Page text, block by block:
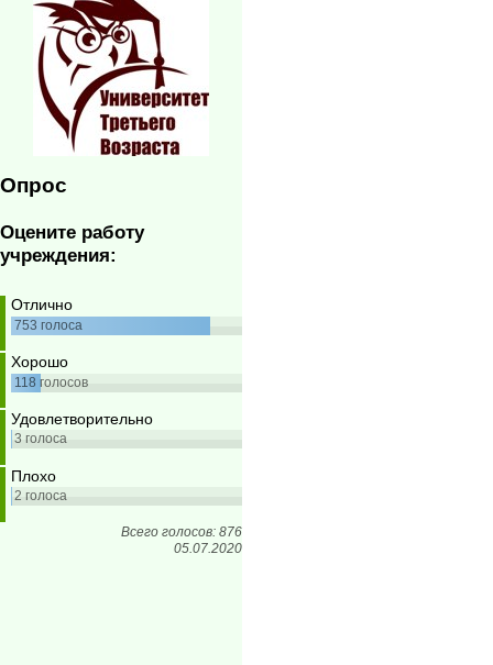
Опрос
Оцените работу
учреждения:
Отлично
753голоса
Хорошо
118 голосов
Удовлетворительно
3голоса
Плохо
2голоса
Всего голосов: 876
05.07.2020